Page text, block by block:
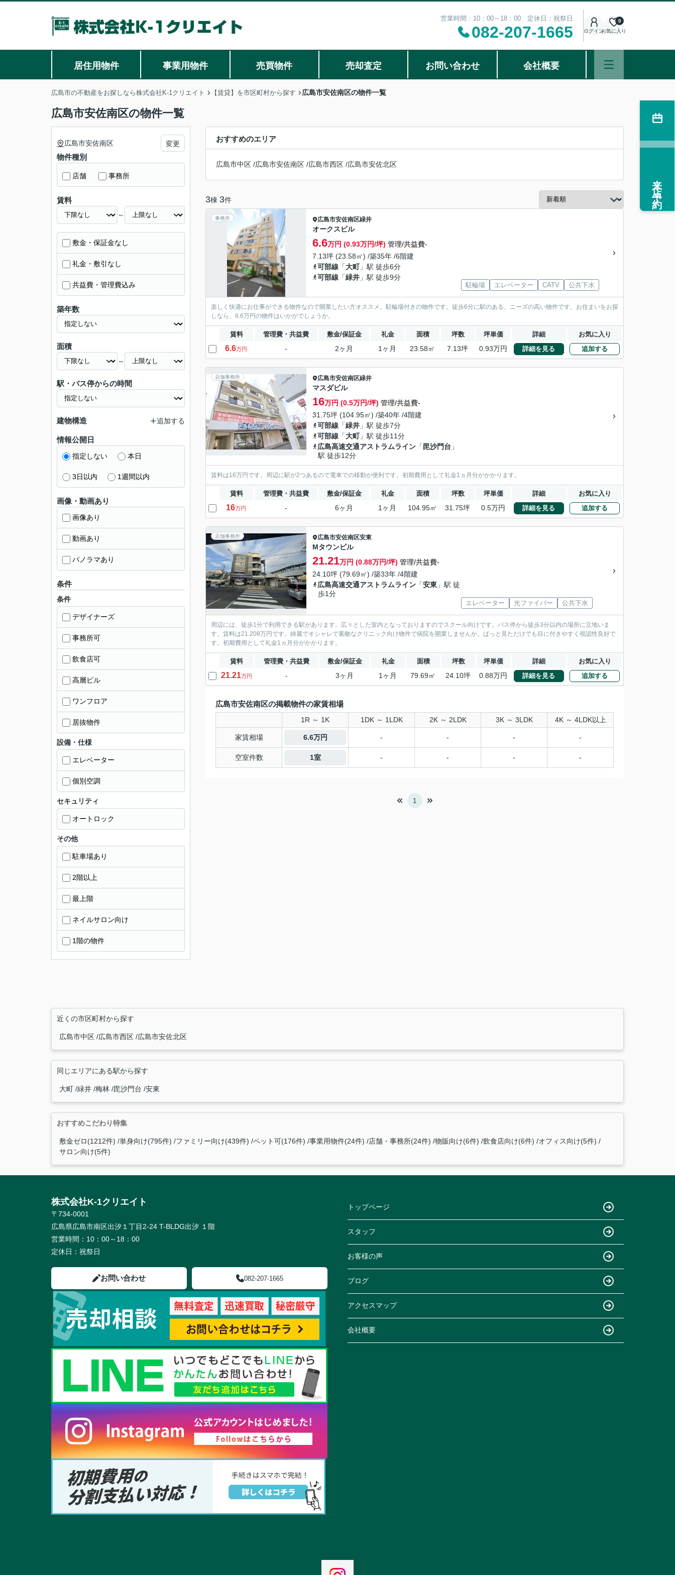
営業時間：10：00～18：00 定休日：祝祭日
082-207-1665 ログインお気に入り
0
居住用物件 事業用物件 売買物件 売却査定 お問い合わせ 会社概要
広島市の不動産をお探しなら株式会社K-1クリエイト 【賃貸】を市区町村から探す 広島市安佐南区の物件一覧
広島市安佐南区の物件一覧
おすすめのエリア
広島市中区 /広島市安佐南区 /広島市西区 /広島市安佐北区
3棟 3件
事務所 広島市安佐南区緑井
オークスビル
6.6万円 (0.93万円/坪) 管理/共益費-
7.13坪 (23.58㎡) /築35年 /6階建
可部線 「大町」駅 徒歩6分
可部線 「緑井 」駅 徒歩9分
駐輪場 エレベーター CATV 公共下水
楽しく快適にお仕事ができる物件なので開業したい方オススメ。駐輪場付きの物件です。徒歩6分に駅のある、ニーズの高い物件です。お住まいをお探
しなら、6.6万円の物件はいかがでしょうか。
賃料 管理費・共益費 敷金/保証金 礼金 面積 坪数 坪単価 詳細 お気に入り
6.6万円 - 2ヶ月 1ヶ月 23.58㎡ 7.13坪 0.93万円 詳細を見る 追加する
店舗事務所 広島市安佐南区緑井
マスダビル
16万円 (0.5万円/坪) 管理/共益費-
31.75坪 (104.95㎡) /築40年 /4階建
可部線 「緑井 」駅 徒歩7分
可部線 「大町」駅 徒歩11分
広島高速交通アストラムライン 「毘沙門台 」
駅 徒歩12分
賃料は16万円です。周辺に駅が2つあるので電車での移動が便利です。初期費用として礼金1ヵ月分がかかります。
賃料 管理費・共益費 敷金/保証金 礼金 面積 坪数 坪単価 詳細 お気に入り
16万円 - 6ヶ月 1ヶ月 104.95㎡ 31.75坪 0.5万円 詳細を見る 追加する
店舗事務所 広島市安佐南区安東
Mタウンビル
21.21万円 (0.88万円/坪) 管理/共益費-
24.10坪 (79.69㎡) /築33年 /4階建
広島高速交通アストラムライン 「安東 」駅 徒
歩1分
エレベーター 光ファイバー 公共下水
周辺には、徒歩1分で利用できる駅があります。広々とした室内となっておりますのでスクール向けです。バス停から徒歩3分以内の場所に立地いま
す。賃料は21.208万円です。綺麗でオシャレで素敵なクリニック向け物件で病院を開業しませんか。ぱっと見ただけでも目に付きやすく視認性良好で
す。初期費用として礼金1ヵ月分がかかります。
賃料 管理費・共益費 敷金/保証金 礼金 面積 坪数 坪単価 詳細 お気に入り
21.21万円 - 3ヶ月 1ヶ月 79.69㎡ 24.10坪 0.88万円 詳細を見る 追加する
広島市安佐南区の掲載物件の家賃相場
1R ～ 1K 1DK ～ 1LDK 2K ～ 2LDK 3K ～ 3LDK 4K ～ 4LDK以上
家賃相場 6.6万円 - - - -
空室件数 1室 - - - -
1
広島市安佐南区 変更
物件種別
店舗 事務所
賃料
～
敷金・保証金なし
礼金・敷引なし
共益費・管理費込み
築年数
面積
～
駅・バス停からの時間
建物構造 追加する
情報公開日
指定しない 本日
3日以内 1週間以内
画像・動画あり
画像あり
動画あり
パノラマあり
条件
条件
デザイナーズ
事務所可
飲食店可
高層ビル
ワンフロア
居抜物件
設備・仕様
エレベーター
個別空調
セキュリティ
オートロック
その他
駐車場あり
2階以上
最上階
ネイルサロン向け
1階の物件
近くの市区町村から探す
広島市中区 広島市西区 広島市安佐北区
同じエリアにある駅から探す
大町 緑井 梅林 毘沙門台 安東
おすすめこだわり特集
敷金ゼロ(1212件) 単身向け(795件) ファミリー向け(439件) ペット可(176件) 事業用物件(24件) 店舗・事務所(24件) 物販向け(6件) 飲食店向け(6件)
オフィス向け(5件)
サロン向け(5件)
来店予約
株式会社K-1クリエイト
〒734-0001
広島県広島市南区出汐１丁目2-24 T-BLDG出汐 １階
営業時間： 10：00～18：00
定休日： 祝祭日
お問い合わせ 082-207-1665
トップページ
スタッフ
お客様の声
ブログ
アクセスマップ
会社概要